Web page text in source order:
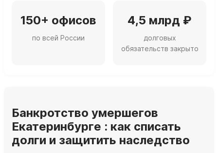
150+ офисов
по всей России
4,5 млрд ₽
долговых
обязательств закрыто
Банкротство умершегов
Екатеринбурге : как списать
долги и защитить наследство